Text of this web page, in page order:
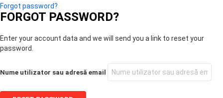
Forgot password?
FORGOT PASSWORD?
Enter your account data and we will send you a link to reset your
password.
Nume utilizator sau adresă email